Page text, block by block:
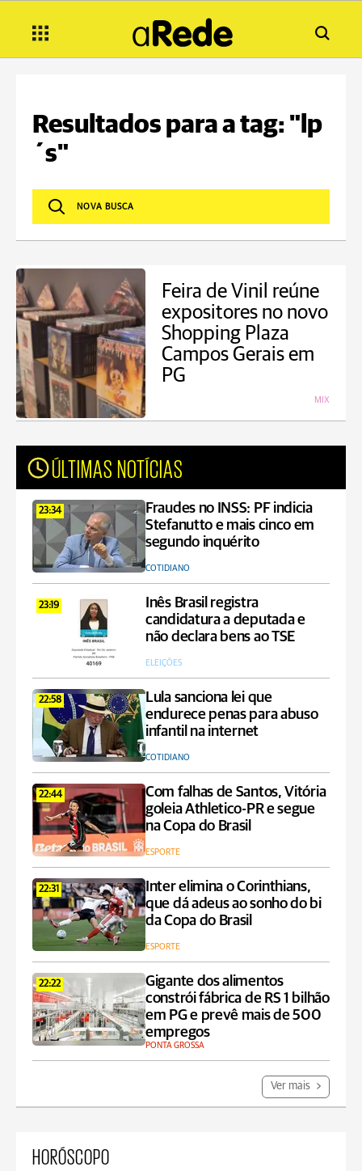
Resultados para a tag: "lp
´s"
Feira de Vinil reúne
expositores no novo
Shopping Plaza
Campos Gerais em
PG
MIX
ÚLTIMAS NOTÍCIAS
23:34
Fraudes no INSS: PF indicia
Stefanutto e mais cinco em
segundo inquérito
COTIDIANO
23:19
Inês Brasil registra
candidatura a deputada e
não declara bens ao TSE
ELEIÇÕES
22:58
Lula sanciona lei que
endurece penas para abuso
infantil na internet
COTIDIANO
22:44
Com falhas de Santos, Vitória
goleia Athletico-PR e segue
na Copa do Brasil
ESPORTE
22:31
Inter elimina o Corinthians,
que dá adeus ao sonho do bi
da Copa do Brasil
ESPORTE
22:22
Gigante dos alimentos
constrói fábrica de RS 1 bilhão
em PG e prevê mais de 500
empregos
PONTA GROSSA
Ver mais
HORÓSCOPO